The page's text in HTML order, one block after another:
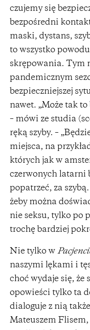
czujemy się
bezpośredni
maski, dystans,
to wszystko
skrępowania. Tym
pandemicznym
bezpieczniejszej
nawet. „Może tak to
– mówi ze studia
ręką szyby. –
miejsca, na
których jak w
czerwonych latarni
popatrzeć, za
żeby można
nie seksu, tylko po
trochę bardziej
Nie tylko w
naszymi lękami i
choć wydaje się, że
opowieści tylko ta
dialoguje z nią także
Mateuszem